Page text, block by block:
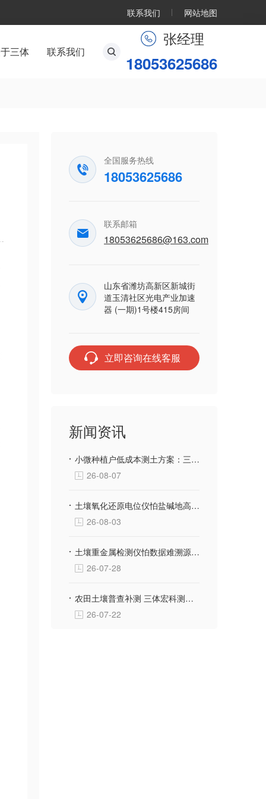
联系我们 网站地图
三体 联系我们
张经理
18053625686
全国服务热线
18053625686
联系邮箱
18053625686@163.com
山东省潍坊高新区新城街
道玉清社区光电产业加速
器 (一期)1号楼415房间
立即咨询在线客服
新闻资讯
小微种植户低成本测土方案：三体宏科土壤快检设备，千元级投入不用花钱送第三方检测
26-08-07
土壤氧化还原电位仪怕盐碱地高腐蚀？三体宏科合金防腐探头 长期埋入盐碱土壤不生锈不漂移
26-08-03
土壤重金属检测仪怕数据难溯源？三体宏科自动绑定采样位置生成地块检测档案
26-07-28
农田土壤普查补测 三体宏科测土配方施肥仪 便携款适配野外流动采样
26-07-22